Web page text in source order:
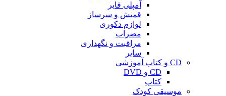
آمپلی فایر
قمیش و سرساز
لوازم دکوری
مضراب
مراقبت و نگهداری
سایر
CD و کتاب آموزشی
CD و DVD
کتاب
موسیقی کودک